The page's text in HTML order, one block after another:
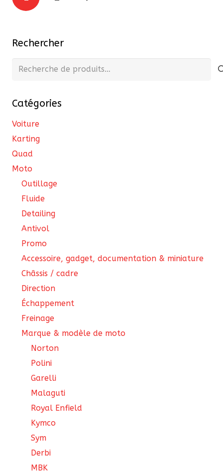
choisies
des
Rechercher
Recherche
Catégories
Voiture
Karting
Quad
Moto
Outillage
Fluide
Detailing
Antivol
Promo
Accessoire, gadget, documentation & miniature
Châssis / cadre
Direction
Échappement
Freinage
Marque & modèle de moto
Norton
Polini
Garelli
Malaguti
Royal Enfield
Kymco
Sym
Derbi
MBK